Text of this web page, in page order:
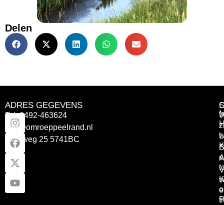
Delen
ADRES GEGEVENS
Tel: 0492-463624
info@omroeppeelrand.nl
Otterweg 25 5741BC